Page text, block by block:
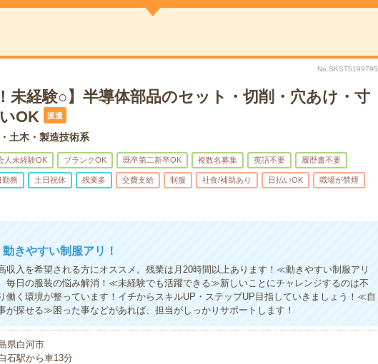
未経験○】半導体部品のセット・切削・穴あけ・寸
OK
派遣
土木・製造技術系
人未経験OK ブランクOK 既卒第二新卒OK 複数名募集 英語不要 履歴書不要
勤務 土日祝休 残業多 交費支給 制服 社食/補助あり 日払いOK 職場が禁煙
きやすい制服アリ！
入を希望される方にオススメ。残業は月20時間以上あります！≪動きやすい制服アリ
毎日の服装の悩み解消！≪未経験でも活躍できる≫新しいことにチャレンジするのは不
働く環境が整っています！イチからスキルUP・ステップUP目指していきましょう！≪自
が探せる≫困った事などがあれば、担当がしっかりサポートします！
県白河市
石駅から車13分